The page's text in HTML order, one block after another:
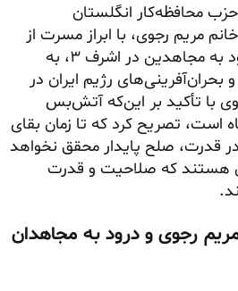
محافظه‌کار انگلستان
با خانم مریم رجوی، با ابراز مسرت از
این دیدار و فرستادن درود به مجاهدین در اشرف ۳، به
رژیم ایران در
با تأکید بر این‌که آتش‌بس
است، تصریح کرد که تا زمان بقای
قدرت، صلح پایدار محقق نخواهد
هستند که صلاحیت و قدرت
رجوی و درود به مجاهدان